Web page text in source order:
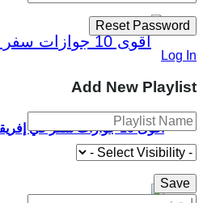
أقوى 10 جوازات سفر في إفريقيا لعام 2026
Log In
Add New Playlist